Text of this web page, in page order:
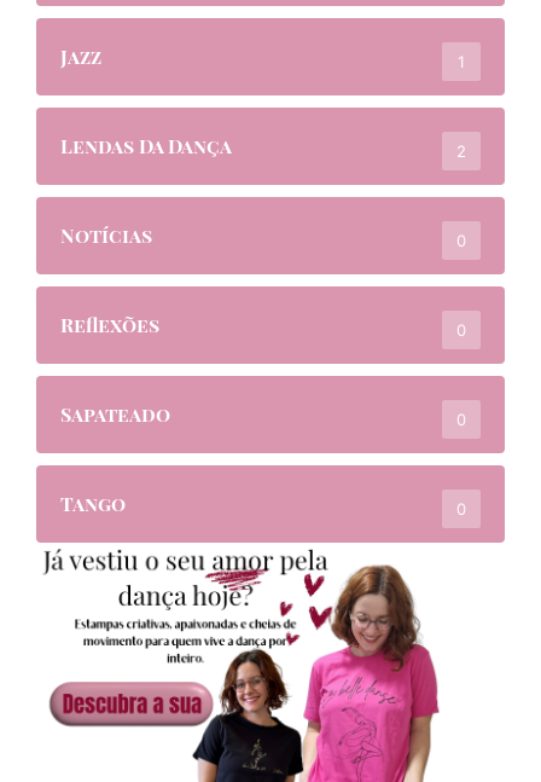
Jazz 1
Lendas Da Dança 2
Notícias 0
Reflexões 0
Sapateado 0
Tango 0